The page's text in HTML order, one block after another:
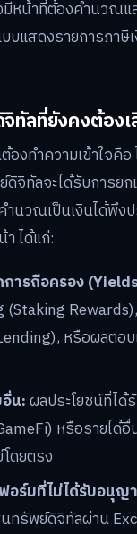
หน้าที่ต้องคำนวณแ
บแสดงรายการภาษี
ทัลที่ยังคงต้อง
ทำความเข้าใจคือ
จิทัลจะได้รับการยก
นวณเป็นเงินได้พึงป
ได้แก่:
ารถือครอง
(Staking
หรือผลตอ
น:ผลประโยชน์ที่ได้
หรือรายได้
ดยตรง
อร์มที่ไม่ได้รับอนุญ
ทรัพย์ดิจิทัลผ่าน